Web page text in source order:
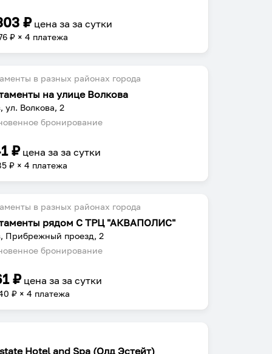
₽ цена заза сутки
₽ × 4 платежа
в разных районах города
на улице Волкова
ул. Волкова, 2
бронирование
₽ цена заза сутки
₽ × 4 платежа
в разных районах города
рядом С ТРЦ "АКВАПОЛИС"
Прибрежный проезд, 2
бронирование
₽ цена заза сутки
₽ × 4 платежа
Hotel and Spa (Олд Эстейт)